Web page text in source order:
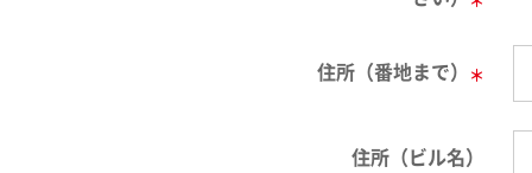
住所（番地まで） ＊
住所（ビル名）